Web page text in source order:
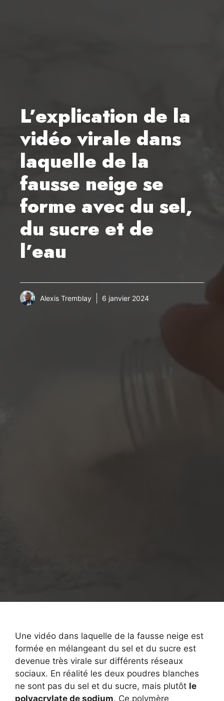
L’explication de la
vidéo virale dans
laquelle de la
fausse neige se
forme avec du sel,
du sucre et de
l’eau
Alexis Tremblay 6 janvier 2024
Une vidéo dans laquelle de la fausse neige est
formée en mélangeant du sel et du sucre est
devenue très virale sur différents réseaux
sociaux. En réalité les deux poudres blanches
ne sont pas du sel et du sucre, mais plutôt le
polyacrylate de sodium. Ce polymère